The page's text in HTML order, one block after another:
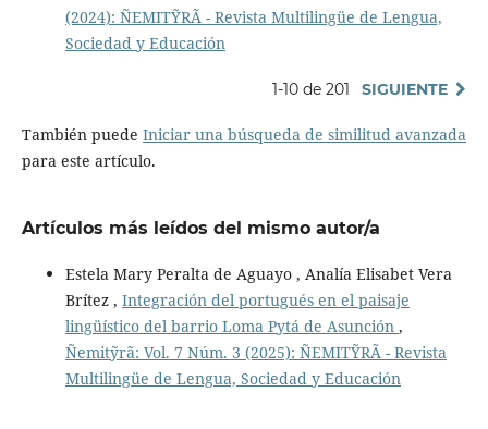
(2024): ÑEMITỸRÃ - Revista Multilingüe de Lengua,
Sociedad y Educación
1-10 de 201 SIGUIENTE
También puede Iniciar una búsqueda de similitud avanzada
para este artículo.
Artículos más leídos del mismo autor/a
Estela Mary Peralta de Aguayo , Analía Elisabet Vera
Brítez , Integración del portugués en el paisaje
lingüístico del barrio Loma Pytá de Asunción ,
Ñemitỹrã: Vol. 7 Núm. 3 (2025): ÑEMITỸRÃ - Revista
Multilingüe de Lengua, Sociedad y Educación